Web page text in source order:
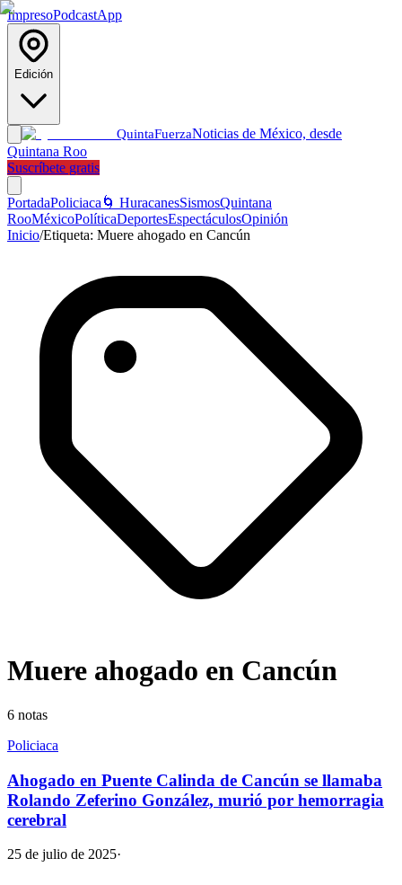
ImpresoPodcastApp
Edición
QuintaFuerzaNoticias de México, desde
Quintana Roo
Suscríbete gratis
PortadaPoliciaca 🌀 HuracanesSismosQuintana
RooMéxicoPolíticaDeportesEspectáculosOpinión
Inicio/Etiqueta: Muere ahogado en Cancún
Muere ahogado en Cancún
6 notas
Policiaca
Ahogado en Puente Calinda de Cancún se llamaba
Rolando Zeferino González, murió por hemorragia
cerebral
25 de julio de 2025·